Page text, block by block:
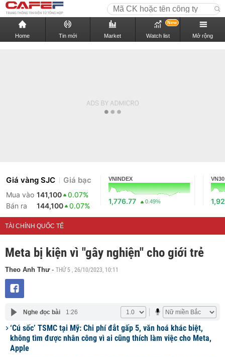
Home Tin mới Market Watch list
New
Mở rộng
Giá vàng SJC Giá bạc
Mua vào 141,100
0.07%
Bán ra
144,100 0.07%
VNINDEX
1,776.77 0.49%
VN30
TÀI CHÍNH QUỐC TẾ
Meta bị kiện vì "gây nghiện" cho giới trẻ
Theo Anh Thư - THỨ 5 , 26/10/2023, 10:11
Nghe đọc bài 1:26
‘Cú sốc’ TSMC tại Mỹ: Chi phí đắt gấp 5, văn hoá khác biệt,
không tìm được nhân công vì ai cũng thích làm việc cho Meta,
Apple